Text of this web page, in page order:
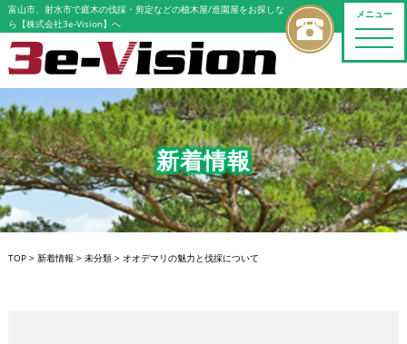
メニュー
toggle
富山市、射水市で庭木の伐採・剪定などの植木屋/造園屋をお探しな
ら【株式会社3e-Vision】へ
新着情報
TOP> 新着情報 > 未分類> オオデマリの魅力と伐採について